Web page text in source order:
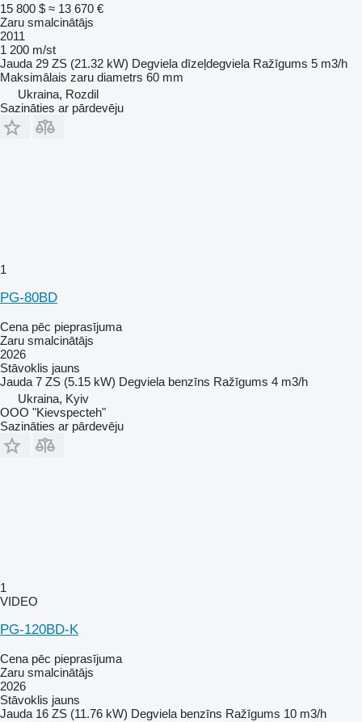
15 800 $ ≈ 13 670 €
Zaru smalcinātājs
2011
1 200 m/st
Jauda 29 ZS (21.32 kW) Degviela dīzeļdegviela Ražīgums 5 m3/h
Maksimālais zaru diametrs 60 mm
Ukraina, Rozdil
Sazināties ar pārdevēju
1
PG-80BD
Cena pēc pieprasījuma
Zaru smalcinātājs
2026
Stāvoklis jauns
Jauda 7 ZS (5.15 kW) Degviela benzīns Ražīgums 4 m3/h
Ukraina, Kyiv
OOO "Kievspecteh"
Sazināties ar pārdevēju
1
VIDEO
PG-120BD-K
Cena pēc pieprasījuma
Zaru smalcinātājs
2026
Stāvoklis jauns
Jauda 16 ZS (11.76 kW) Degviela benzīns Ražīgums 10 m3/h